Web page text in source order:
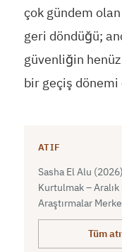
çok gündem
geri döndüğü;
güvenliğin
bir geçiş
ATIF
Sasha El Alu
Kurtulmak –
Araştırmalar
Tüm